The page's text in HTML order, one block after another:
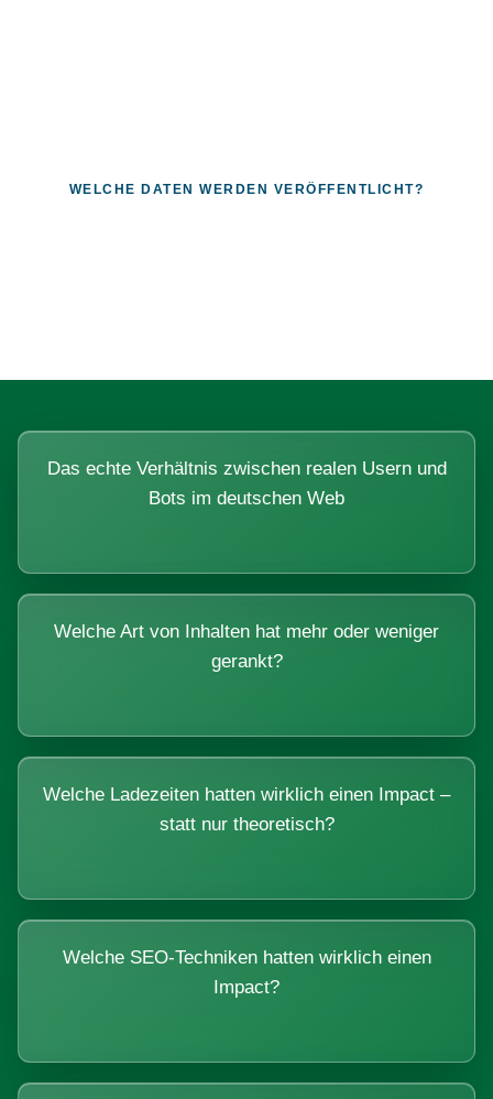
WELCHE DATEN WERDEN VERÖFFENTLICHT?
Das echte Verhältnis zwischen realen Usern und
Bots im deutschen Web
Welche Art von Inhalten hat mehr oder weniger
gerankt?
Welche Ladezeiten hatten wirklich einen Impact –
statt nur theoretisch?
Welche SEO-Techniken hatten wirklich einen
Impact?